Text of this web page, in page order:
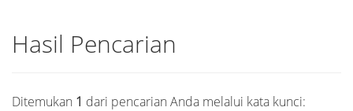
Hasil Pencarian
Ditemukan 1 dari pencarian Anda melalui kata kunci: